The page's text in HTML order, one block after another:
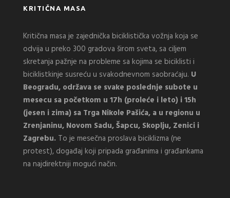
KRITIČNA MASA
Kritična masa je zajednička biciklistička vožnja koja se
odvija u preko 300 gradova širom sveta, sa ciljem
skretanja pažnje na probleme sa kojima se biciklisti i
biciklistkinje susreću u svakodnevnom saobraćaju. U
Beogradu, održava se svake poslednje subote u
mesecu sa početkom u 17h (proleće i leto) i 15h
(jesen i zima) sa Trga Nikole Pašića, a u regionu u
Zrenjaninu, Novom Sadu, Šapcu, Skoplju, Zenici i
Zagrebu. To je mesečna proslava biciklizma (ne
protest), događaj koji pripada građanima i građankama
na najdirektniji mogući način.